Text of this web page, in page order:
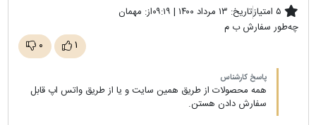
۵ امتیاز تاریخ: ۱۳ مرداد ۱۴۰۰ | ۰۹:۱۹ از: مهمان
چه‌طور سفارش ب م
۱ ۰
پاسخ کارشناس
همه محصولات از طریق همین سایت و یا از طریق واتس اپ قابل
سفارش دادن هستن.